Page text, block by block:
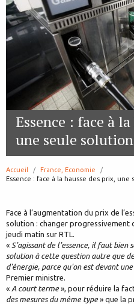
Essence : face à
une seule solution
Accueil
France, Economie
page:
Essence : face à la hausse des prix, une
Face à l’augmentation du prix de
solution : changer progressivement
jeudi matin sur RTL.
« S'agissant de l'essence, il faut bien
solution à cette question autre que
d'énergie, parce qu'on est devant
Premier ministre.
« A court terme», pour réduire la
des mesures du même type» que la